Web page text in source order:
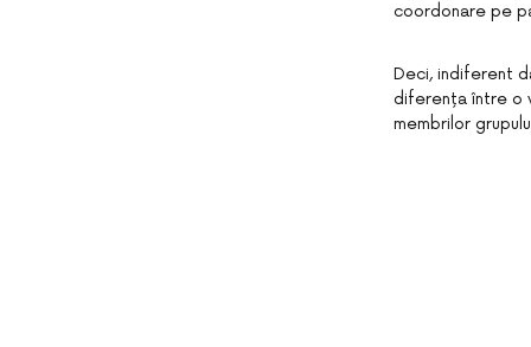
coordonare pe
Deci, indiferent
diferența între o
membrilor